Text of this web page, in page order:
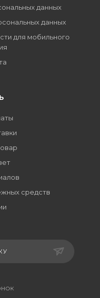
данных
данных
для мобильного
средств